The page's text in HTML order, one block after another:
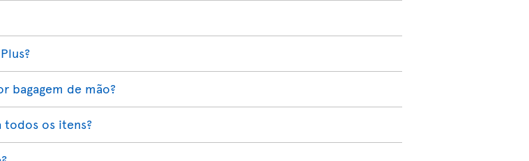
bagagem de mão?
todos os itens?